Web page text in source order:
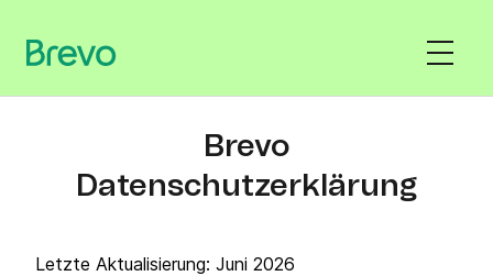
Brevo
Datenschutzerklärung
Letzte Aktualisierung: Juni 2026